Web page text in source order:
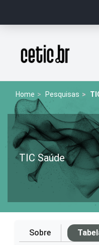
Página inicial
Home Pesquisas
TIC Saúde
Sobre